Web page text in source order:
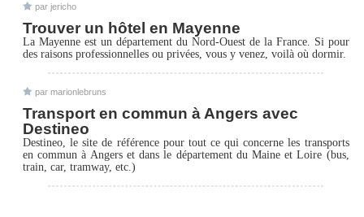
par jericho
Trouver un hôtel en Mayenne
La Mayenne est un département du Nord-Ouest de la France. Si pour
des raisons professionnelles ou privées, vous y venez, voilà où dormir.
par marionlebruns
Transport en commun à Angers avec
Destineo
Destineo, le site de référence pour tout ce qui concerne les transports
en commun à Angers et dans le département du Maine et Loire (bus,
train, car, tramway, etc.)